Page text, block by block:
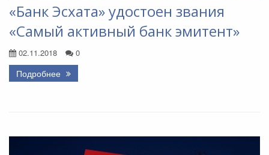
«Банк Эсхата» удостоен звания
«Самый активный банк эмитент»
02.11.2018 0
Подробнее